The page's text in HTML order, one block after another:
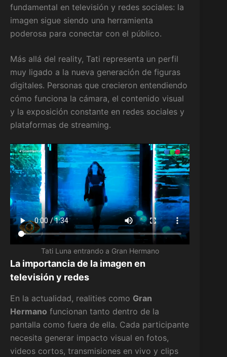
fundamental en televisión y redes sociales: la
imagen sigue siendo una herramienta
poderosa para conectar con el público.
Más allá del reality, Tati representa un perfil
muy ligado a la nueva generación de figuras
digitales. Personas que crecieron entendiendo
cómo funciona la cámara, el contenido visual
y la exposición constante en redes sociales y
plataformas de streaming.
Tati Luna entrando a Gran Hermano
La importancia de la imagen en
televisión y redes
En la actualidad, realities como Gran
Hermano funcionan tanto dentro de la
pantalla como fuera de ella. Cada participante
necesita generar impacto visual en fotos,
videos cortos, transmisiones en vivo y clips